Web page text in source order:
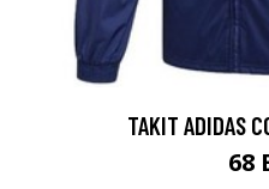
TAKIT ADIDAS
68